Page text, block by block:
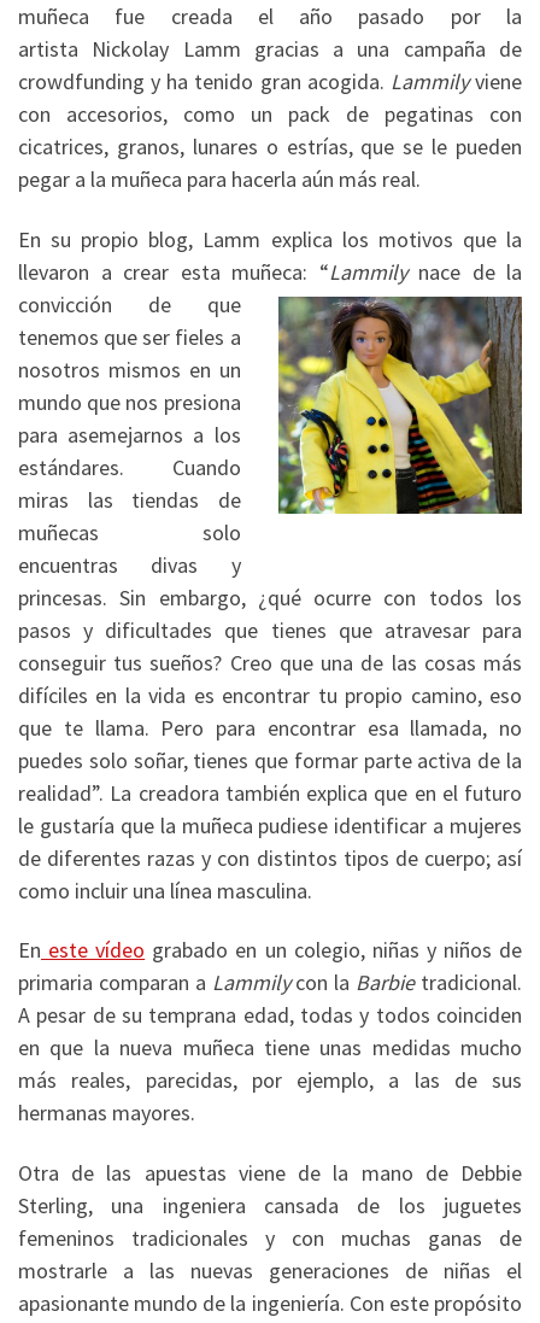
muñeca fue creada el año pasado por la
artista Nickolay Lamm gracias a una campaña de
crowdfunding y ha tenido gran acogida. Lammilyviene
con accesorios, como un pack de pegatinas con
cicatrices, granos, lunares o estrías, que se le pueden
pegar a la muñeca para hacerla aún más real.
En su propio blog, Lamm explica los motivos que la
llevaron a crear esta muñeca: “Lammilynace de la
convicción deque
tenemos que ser fieles a
nosotros mismos en un
mundo que nos presiona
para asemejarnos a los
estándares. Cuando
miras las tiendas de
muñecas solo
encuentras divas y
princesas. Sin embargo, ¿qué ocurre con todos los
pasos y dificultades que tienes que atravesar para
conseguir tus sueños? Creo que una de las cosas más
difíciles en la vida es encontrar tu propio camino, eso
que te llama. Pero para encontrar esa llamada, no
puedes solo soñar, tienes que formar parte activa de la
realidad”. La creadora también explica que en el futuro
le gustaría que la muñeca pudiese identificar a mujeres
de diferentes razas y con distintos tipos de cuerpo; así
como incluir una línea masculina.
En este vídeo grabado en un colegio, niñas y niños de
primaria comparan a Lammilycon la Barbietradicional.
A pesar de su temprana edad, todas y todos coinciden
en que la nueva muñeca tiene unas medidas mucho
más reales, parecidas, por ejemplo, a las de sus
hermanas mayores.
Otra de las apuestas viene de la mano de Debbie
Sterling, una ingeniera cansada de los juguetes
femeninos tradicionales y con muchas ganas de
mostrarle a las nuevas generaciones de niñas el
apasionante mundo de la ingeniería. Con este propósito